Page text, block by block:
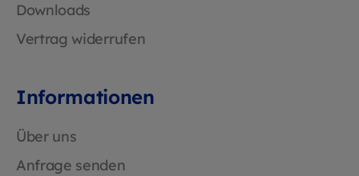
Downloads
Vertrag widerrufen
Informationen
Über uns
Anfrage senden